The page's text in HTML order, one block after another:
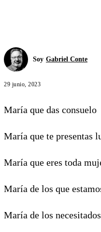
Soy Gabriel Conte
29 junio, 2023
María que das consuelo
María que te presentas
María que eres toda
María de los que
María de los